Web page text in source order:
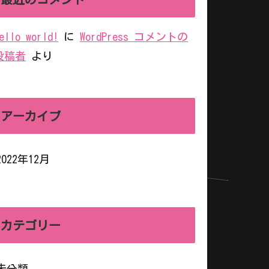
world! に WordPress コメントの
稿者 より
アーカイブ
年12月
カテゴリー